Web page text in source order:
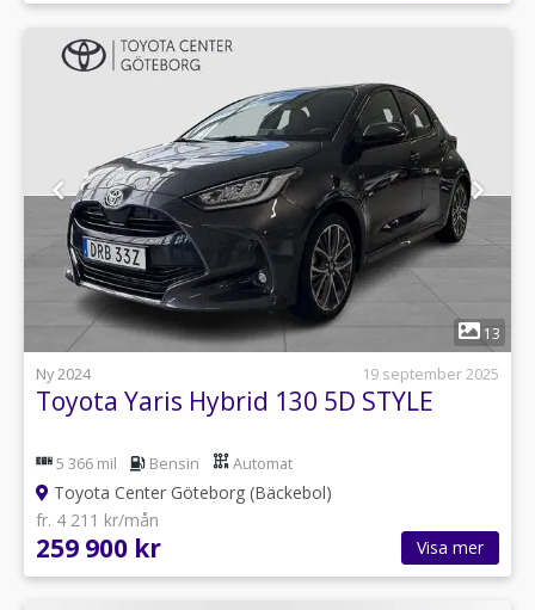
1
13
Ny 2024
19 september 2025
Toyota Yaris Hybrid 130 5D STYLE
5 366 mil Bensin Automat
Toyota Center Göteborg (Bäckebol)
fr. 4 211 kr/mån
259 900 kr Visa mer